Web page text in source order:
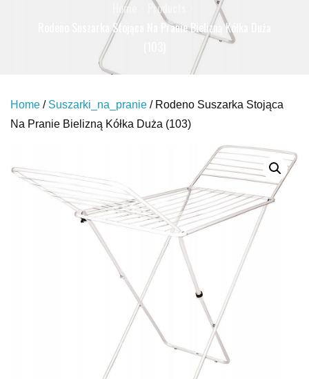
Home
Products
Rodeno Suszarka Stojąca Na Pranie Bielizną Kółka Duża
Home / Suszarki_na_pranie / Rodeno Suszarka Stojąca
Na Pranie Bielizną Kółka Duża (103)